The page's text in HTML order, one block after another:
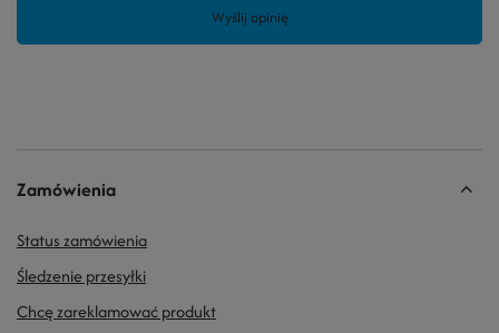
Wyślij opinię
Zamówienia
Status zamówienia
Śledzenie przesyłki
Chcę zareklamować produkt